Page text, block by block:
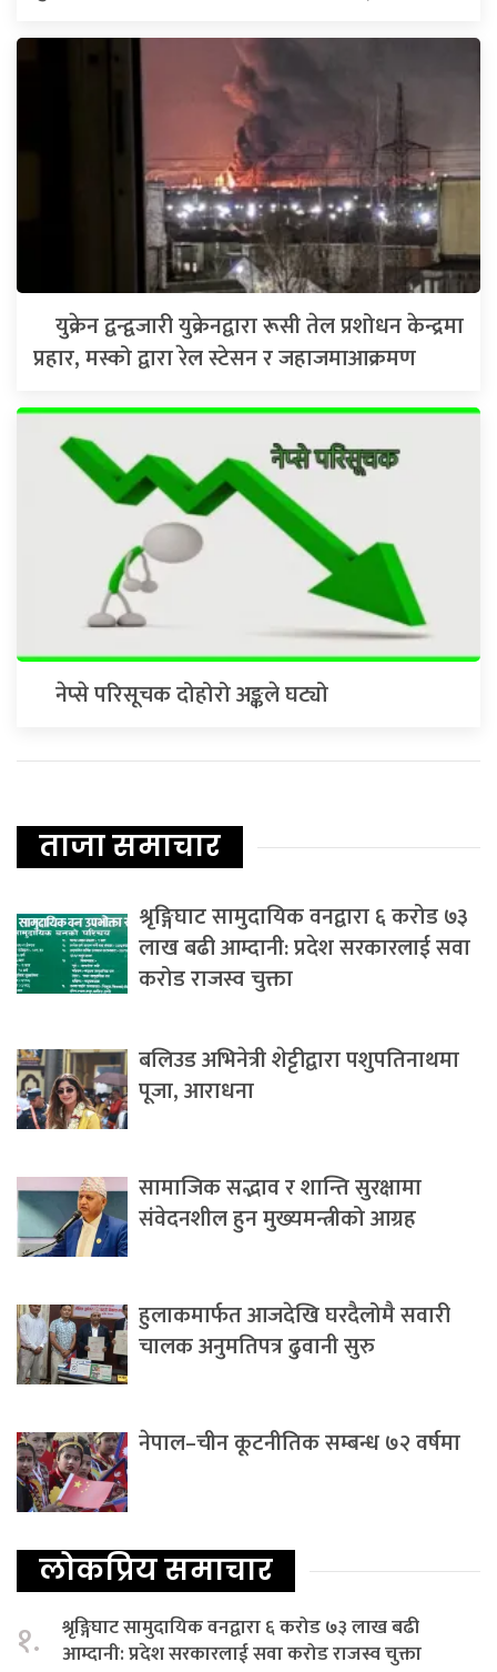
युक्रेन द्वन्द्वजारी युक्रेनद्वारा रूसी तेल प्रशोधन केन्द्रमा
प्रहार, मस्को द्वारा रेल स्टेसन र जहाजमाआक्रमण
नेप्से परिसूचक दोहोरो अङ्कले घट्यो
ताजा समाचार
श्रृङ्गिघाट सामुदायिक वनद्वारा ६ करोड ७३
लाख बढी आम्दानी: प्रदेश सरकारलाई सवा
करोड राजस्व चुक्ता
बलिउड अभिनेत्री शेट्टीद्वारा पशुपतिनाथमा
पूजा, आराधना
सामाजिक सद्भाव र शान्ति सुरक्षामा
संवेदनशील हुन मुख्यमन्त्रीको आग्रह
हुलाकमार्फत आजदेखि घरदैलोमै सवारी
चालक अनुमतिपत्र ढुवानी सुरु
नेपाल–चीन कूटनीतिक सम्बन्ध ७२ वर्षमा
लोकप्रिय समाचार
१.
श्रृङ्गिघाट सामुदायिक वनद्वारा ६ करोड ७३ लाख बढी
आम्दानी: प्रदेश सरकारलाई सवा करोड राजस्व चुक्ता